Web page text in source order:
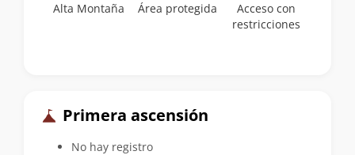
Alta Montaña Área protegida
Acceso con
restricciones
Primera ascensión
No hay registro